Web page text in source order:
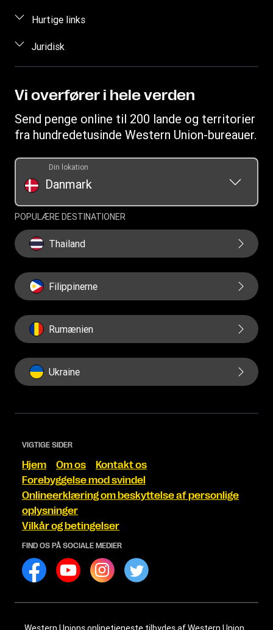
Sporing af overførsel
Find bureauer
Download app
FAQ
Hurtige links
Log ind/Tilmeld
Bliv en agent
Juridisk
Erklæring om beskyttelse af personlige oplysninger
Vilkår og betingelser for mobilapp
Vi overfører i hele verden
Send penge online til 200 lande og territorier
fra hundredetusinde Western Union-bureauer.
Danmark
Din lokation
POPULÆRE DESTINATIONER
Thailand
Filippinerne
Rumænien
Ukraine
VIGTIGE SIDER
Hjem Om os
Kontakt os
Forebyggelse mod svindel
Onlineerklæring om beskyttelse af personlige
oplysninger
Vilkår og betingelser
FIND OS PÅ SOCIALE MEDIER